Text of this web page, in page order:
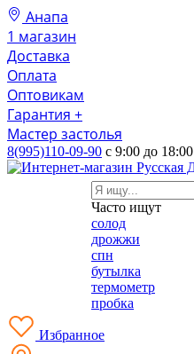
Анапа
1 магазин
Доставка
Оплата
Оптовикам
Гарантия +
Мастер застолья
8(995)110-09-90 с 9:00 до 18:00
Часто ищут
солод
дрожжи
спн
бутылка
термометр
пробка
Избранное